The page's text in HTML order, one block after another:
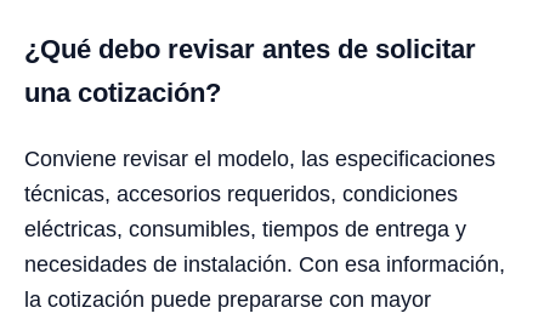
¿Qué debo revisar antes de solicitar
una cotización?
Conviene revisar el modelo, las especificaciones
técnicas, accesorios requeridos, condiciones
eléctricas, consumibles, tiempos de entrega y
necesidades de instalación. Con esa información,
la cotización puede prepararse con mayor